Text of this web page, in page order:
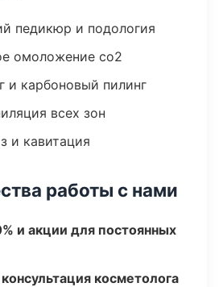
педикюр и подология
омоложение co2
и карбоновый пилинг
всех зон
и кавитация
работы с нами
и акции для постоянных
косметолога